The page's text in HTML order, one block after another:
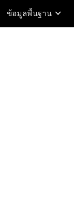
Skip to main content
ข้อมูลพื้นฐาน